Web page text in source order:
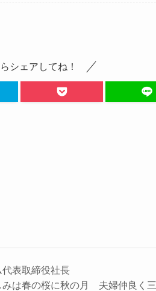
シェアしてね！
代表取締役社長
春の桜に秋の月 夫婦仲良く三